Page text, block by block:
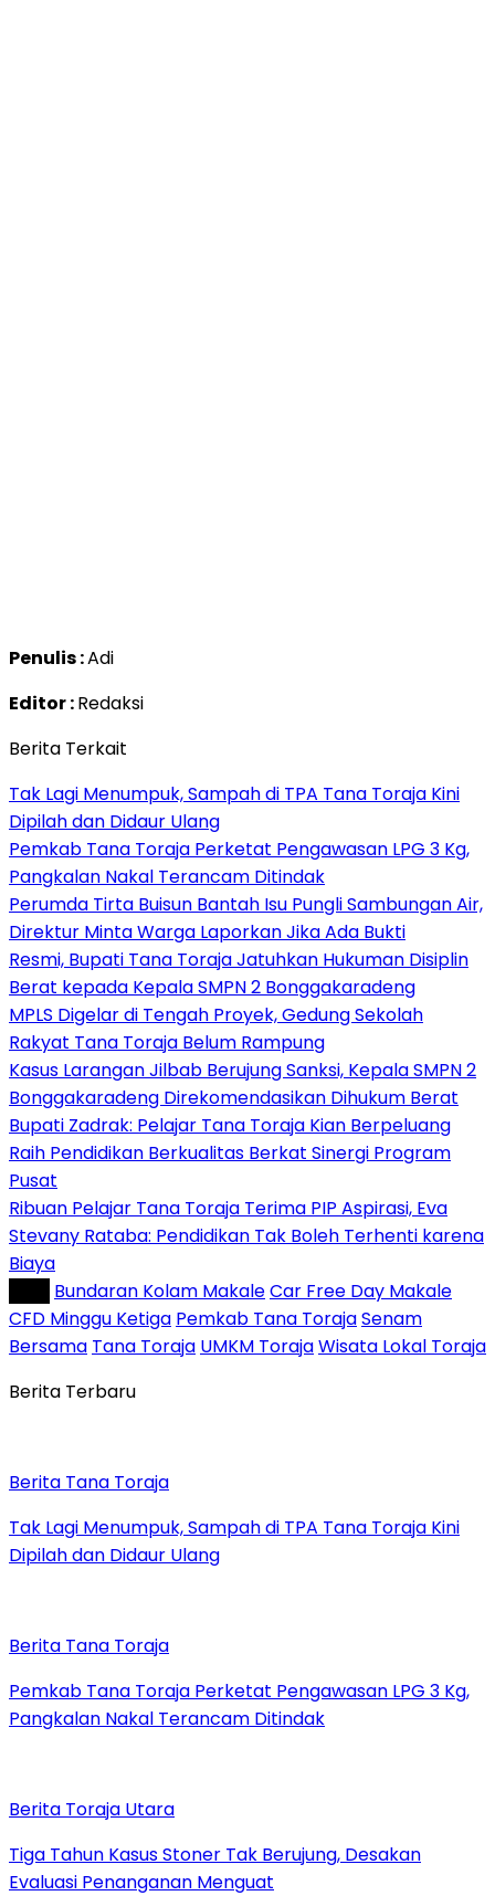
Penulis :Adi
Editor :Redaksi
Berita Terkait
Tak Lagi Menumpuk, Sampah di TPA Tana Toraja Kini
Dipilah dan Didaur Ulang
Pemkab Tana Toraja Perketat Pengawasan LPG 3 Kg,
Pangkalan Nakal Terancam Ditindak
Perumda Tirta Buisun Bantah Isu Pungli Sambungan Air,
Direktur Minta Warga Laporkan Jika Ada Bukti
Resmi, Bupati Tana Toraja Jatuhkan Hukuman Disiplin
Berat kepada Kepala SMPN 2 Bonggakaradeng
MPLS Digelar di Tengah Proyek, Gedung Sekolah
Rakyat Tana Toraja Belum Rampung
Kasus Larangan Jilbab Berujung Sanksi, Kepala SMPN 2
Bonggakaradeng Direkomendasikan Dihukum Berat
Bupati Zadrak: Pelajar Tana Toraja Kian Berpeluang
Raih Pendidikan Berkualitas Berkat Sinergi Program
Pusat
Ribuan Pelajar Tana Toraja Terima PIP Aspirasi, Eva
Stevany Rataba: Pendidikan Tak Boleh Terhenti karena
Biaya
Bundaran Kolam MakaleCar Free Day Makale
CFD Minggu Ketiga Pemkab Tana TorajaSenam
Bersama Tana Toraja UMKM TorajaWisata Lokal Toraja
Berita Terbaru
Berita Tana Toraja
Tak Lagi Menumpuk, Sampah di TPA Tana Toraja Kini
Dipilah dan Didaur Ulang
Berita Tana Toraja
Pemkab Tana Toraja Perketat Pengawasan LPG 3 Kg,
Pangkalan Nakal Terancam Ditindak
Berita Toraja Utara
Tiga Tahun Kasus Stoner Tak Berujung, Desakan
Evaluasi Penanganan Menguat